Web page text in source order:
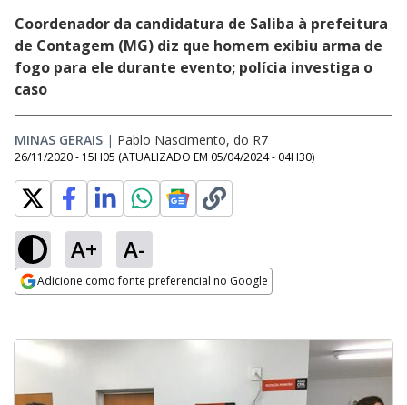
Coordenador da candidatura de Saliba à prefeitura
de Contagem (MG) diz que homem exibiu arma de
fogo para ele durante evento; polícia investiga o
caso
MINAS GERAIS | Pablo Nascimento, do R7
26/11/2020 - 15H05 (ATUALIZADO EM 05/04/2024 - 04H30)
A+ A-
Adicione como fonte preferencial no Google